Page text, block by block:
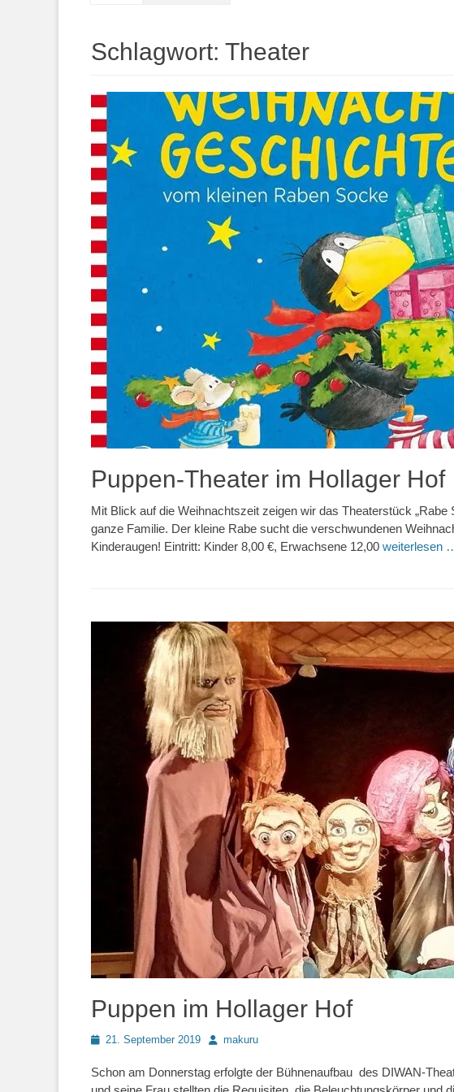
Schlagwort: Theater
Puppen-Theater im Hollager Hof
Mit Blick auf die Weihnachtszeit zeigen wir das Theaterstück
ganze Familie. Der kleine Rabe sucht die verschwundenen
Kinderaugen! Eintritt: Kinder 8,00 €, Erwachsene 12,00 weiterlesen
Puppen im Hollager Hof
Posted21. September 2019 Autormakuru
Schon am Donnerstag erfolgte der Bühnenaufbau des DIWAN-